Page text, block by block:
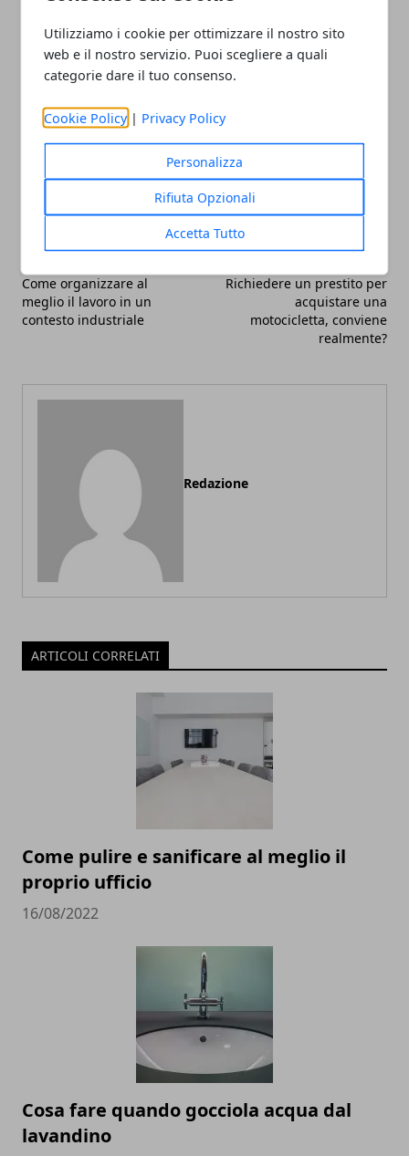
Utilizziamo i cookie per ottimizzare il nostro sito
web e il nostro servizio. Puoi scegliere a quali
categorie dare il tuo consenso.
Cookie Policy | Privacy Policy
Personalizza
Rifiuta Opzionali
Accetta Tutto
sostanze tossiche e pericolose per la salute.
Whatsapp
Come organizzare al
meglio il lavoro in un
contesto industriale
Richiedere un prestito per
acquistare una
motocicletta, conviene
realmente?
Redazione
ARTICOLI CORRELATI
Come pulire e sanificare al meglio il
proprio ufficio
16/08/2022
Cosa fare quando gocciola acqua dal
lavandino